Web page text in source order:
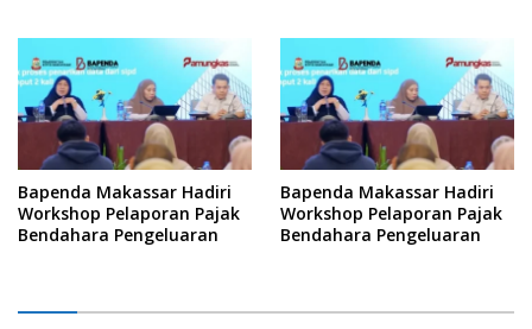
Bapenda Makassar Hadiri
Workshop Pelaporan Pajak
Bendahara Pengeluaran
Bapenda Makassar Hadiri
Workshop Pelaporan Pajak
Bendahara Pengeluaran